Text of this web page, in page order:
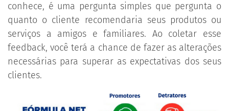
conhece, é uma pergunta simples que pergunta o
quanto o cliente recomendaria seus produtos ou
serviços a amigos e familiares. Ao coletar esse
feedback, você terá a chance de fazer as alterações
necessárias para superar as expectativas dos seus
clientes.